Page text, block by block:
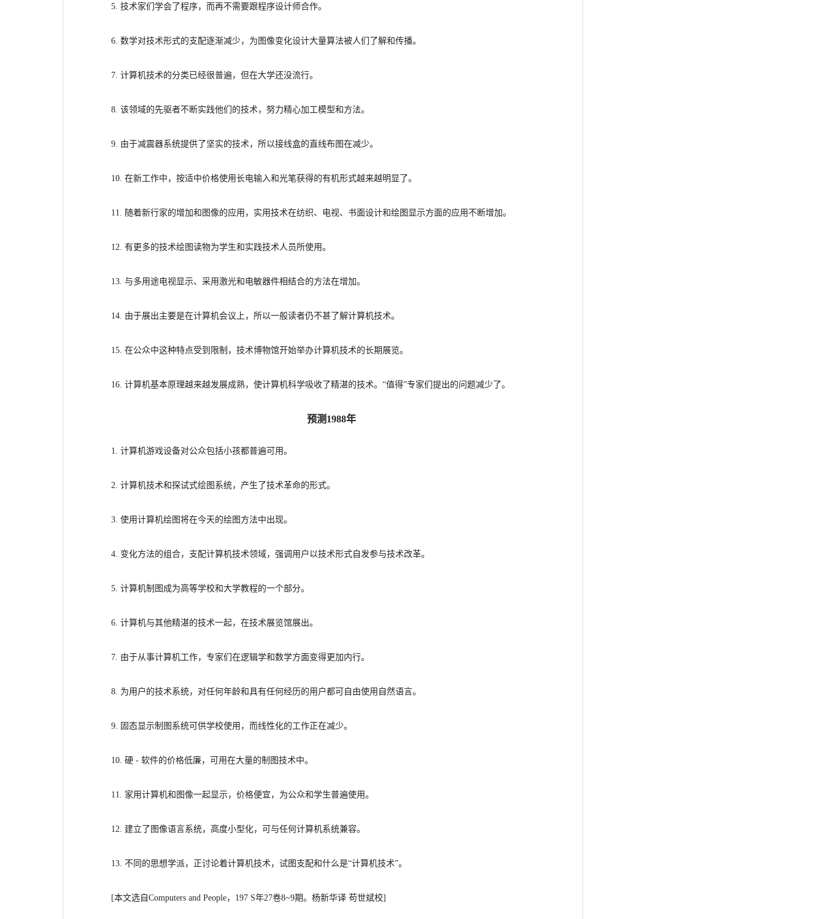
5. 技术家们学会了程序，而再不需要跟程序设计师合作。
6. 数学对技术形式的支配逐渐减少，为图像变化设计大量算法被人们了解和传播。
7. 计算机技术的分类已经很普遍，但在大学还没流行。
8. 该领域的先驱者不断实践他们的技术，努力精心加工模型和方法。
9. 由于减震器系统提供了坚实的技术，所以接线盒的直线布图在减少。
10. 在新工作中，按适中价格使用长电输入和光笔获得的有机形式越来越明显了。
11. 随着新行家的增加和图像的应用，实用技术在纺织、电视、书面设计和绘图显示方面的应用不断增加。
12. 有更多的技术绘图读物为学生和实践技术人员所使用。
13. 与多用途电视显示、采用激光和电敏器件相结合的方法在增加。
14. 由于展出主要是在计算机会议上，所以一般读者仍不甚了解计算机技术。
15. 在公众中这种特点受到限制，技术博物馆开始举办计算机技术的长期展览。
16. 计算机基本原理越来越发展成熟，使计算机科学吸收了精湛的技术。“值得”专家们提出的问题减少了。
预测1988年
1. 计算机游戏设备对公众包括小孩都普遍可用。
2. 计算机技术和探试式绘图系统，产生 了技术革命的形式。
3. 使用计算机绘图将在今天的绘图方法中出现。
4. 变化方法的组合，支配计算机技术领域，强调用户以技术形式自发参与技术改革。
5. 计算机制图成为高等学校和大学教程的一个部分。
6. 计算机与其他精湛的技术一起，在技术展览馆展出。
7. 由于从事计算机工作，专家们在逻辑学和数学方面变得更加内行。
8. 为用户的技术系统，对任何年龄和具有任何经历的用户都可自由使用自然语言。
9. 固态显示制图系统可供学校使用，而线性化的工作正在减少。
10. 硬 - 软件的价格低廉，可用在大量的制图技术中。
11. 家用计算机和图像一起显示，价格便宜，为公众和学生普遍使用。
12. 建立了图像语言系统，高度小型化，可与任何计算机系统兼容。
13. 不同的思想学派，正讨论着计算机技术，试图支配和什么是“计算机技术”。
[本文选自 Computers and People，197 S年27卷8~9期。杨新华译 苟世斌校]